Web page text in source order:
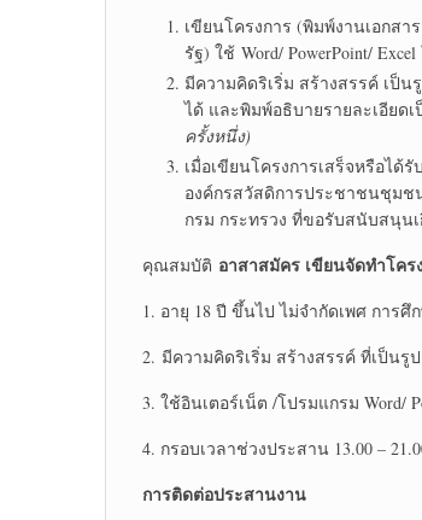
เขียนโครงการ (พิมพ์งานเอกส
รัฐ) ใช้ Word/ PowerPoint/
มีความคิดริเริ่ม สร้างสรรค์ เป็น
ได้ และพิมพ์อธิบายรายละเอียด
ครั้งหนึ่ง)
เมื่อเขียนโครงการเสร็จหรือไ
องค์กรสวัสดิการประชาชนชุมช
กรม กระทรวง ที่ขอรับสนับสนุน
คุณสมบัติ อาสาสมัคร เขียนจัดทำโคร
1. อายุ 18 ปี ขึ้นไป ไม่จำกัดเพศ การศึ
2. มีความคิดริเริ่ม สร้างสรรค์ ที่เป็นรู
3. ใช้อินเตอร์เน็ต /โปรมแกรม Word/
4. กรอบเวลาช่วงประสาน 13.00 –
การติดต่อประสานงาน